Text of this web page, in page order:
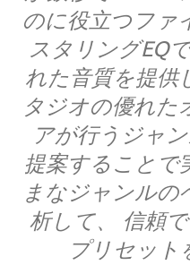
のに役立つファ
スタリングEQ
れた音質を提供
タジオの優れた
アが行うジャ
提案することで
まなジャンルの
析して、 信頼
プリセット